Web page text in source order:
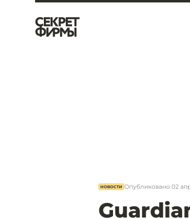
НОВОСТИ Опубликовано 02